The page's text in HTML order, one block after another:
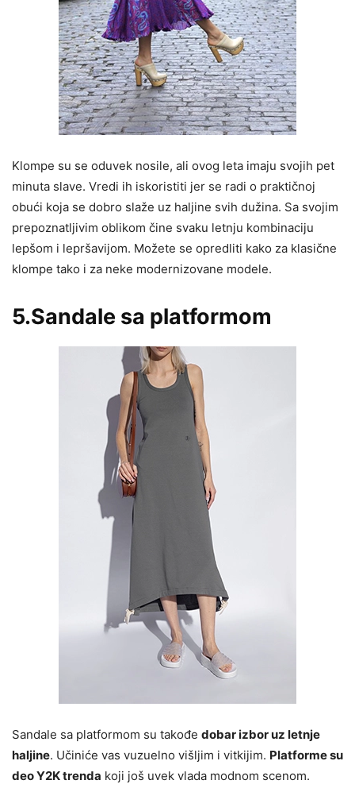
Klompe su se oduvek nosile, ali ovog leta imaju svojih pet
minuta slave. Vredi ih iskoristiti jer se radi o praktičnoj
obući koja se dobro slaže uz haljine svih dužina. Sa svojim
prepoznatljivim oblikom čine svaku letnju kombinaciju
lepšom i lepršavijom. Možete se opredliti kako za klasične
klompe tako i za neke modernizovane modele.
5.Sandale sa platformom
Sandale sa platformom su takođe dobar izbor uz letnje
haljine. Učiniće vas vuzuelno višljim i vitkijim. Platforme su
deo Y2K trenda koji još uvek vlada modnom scenom.